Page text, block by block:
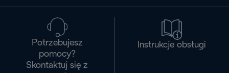
Potrzebujesz
pomocy?
Skontaktuj się z
Instrukcje obsługi